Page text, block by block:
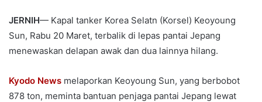
JERNIH— Kapal tanker Korea Selatn (Korsel) Keoyoung
Sun, Rabu 20 Maret, terbalik di lepas pantai Jepang
menewaskan delapan awak dan dua lainnya hilang.
Kyodo News melaporkan Keoyoung Sun, yang berbobot
878 ton, meminta bantuan penjaga pantai Jepang lewat